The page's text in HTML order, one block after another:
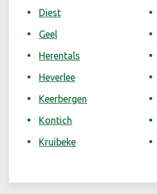
Diest
Geel
Herentals
Heverlee
Keerbergen
Kontich
Kruibeke